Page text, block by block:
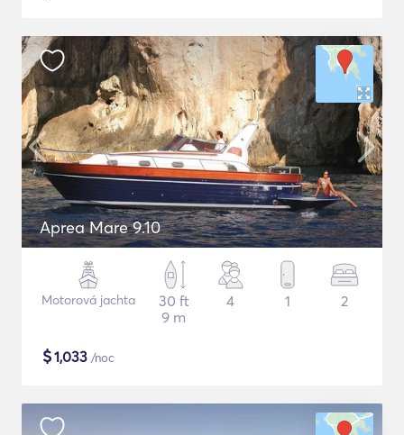
Aprea Mare 9.10
Motorová jachta
30 ft
9 m
4 1 2
$1,033 /noc